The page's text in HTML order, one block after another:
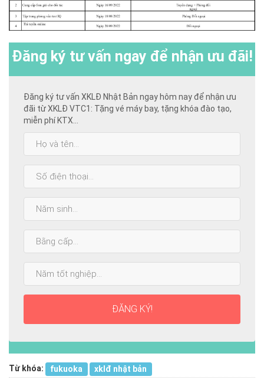
Đăng ký tư vấn ngay để nhận ưu đãi!
Đăng ký tư vấn XKLĐ Nhật Bản ngay hôm nay để nhận ưu
đãi từ XKLĐ VTC1: Tặng vé máy bay, tặng khóa đào tạo,
miễn phí KTX...
sinh:
cấp
nhất:
ĐĂNG KÝ!
Từ khóa: fukuoka xklđ nhật bản